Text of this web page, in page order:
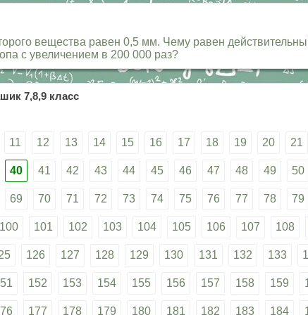
вещества равен 0,5 мм. Чему равен
с увеличением в 200 000 раз?
7,8,9 класс
11 12 13 14 15 16 17 18 19 20 21
40 41 42 43 44 45 46 47 48 49 50
69 70 71 72 73 74 75 76 77 78 79
100 101 102 103 104 105 106 107 108
126 127 128 129 130 131 132 133
152 153 154 155 156 157 158 159
177 178 179 180 181 182 183 184